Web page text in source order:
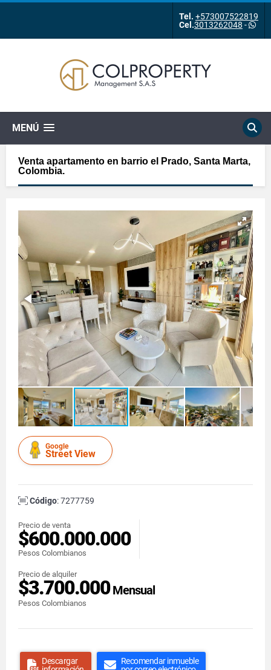
Tel. +573007522819
Cel.3013262048 -
MENÚ
Venta apartamento en barrio el Prado, Santa Marta,
Colombia.
Google
Street View
Código: 7277759
Precio de venta
$600.000.000
Pesos Colombianos
Precio de alquiler
$3.700.000Mensual
Pesos Colombianos
Descargar
Recomendar inmueble